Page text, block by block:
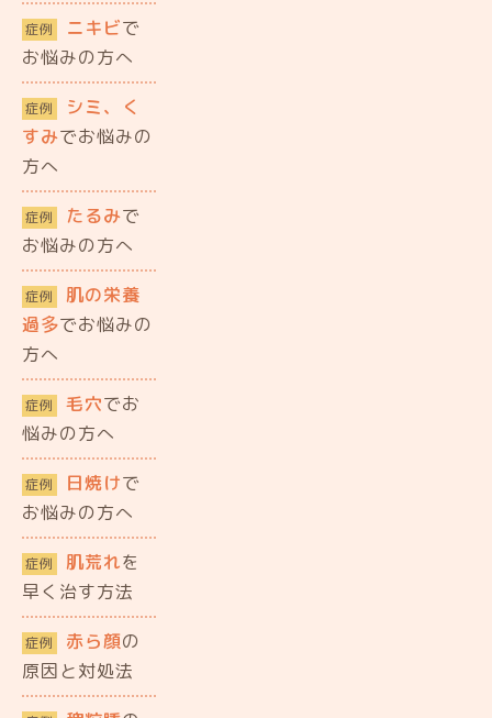
症例 ニキビで
お悩みの方へ
症例
シミ、く
すみでお悩みの
方へ
症例 たるみで
お悩みの方へ
症例
肌の栄養
過多でお悩みの
方へ
症例 毛穴でお
悩みの方へ
症例 日焼けで
お悩みの方へ
症例 肌荒れを
早く治す方法
症例 赤ら顔の
原因と対処法